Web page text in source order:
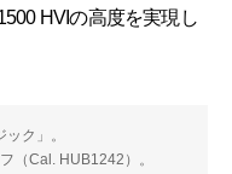
HVIの高度を実現し
ク」。
（Cal. HUB1242）。